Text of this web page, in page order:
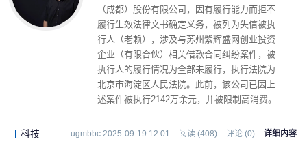
（成都）股份有限公司，因有履行能力而拒不
履行生效法律文书确定义务，被列为失信被执
行人（老赖），涉及与苏州紫辉盛网创业投资
企业（有限合伙）相关借款合同纠纷案件，被
执行人的履行情况为全部未履行，执行法院为
北京市海淀区人民法院。此前，该公司已因上
述案件被执行2142万余元，并被限制高消费。
科技 ugmbbc 2025-09-19 12:01 阅读 (408) 评论 (0) 详细内容